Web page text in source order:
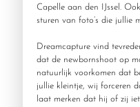
Capelle aan den IJssel.
sturen van foto’s die jullie
Dreamcapture vind
dat de newbornshoot op
natuurlijk voorkomen dat
jullie kleintje, wij forceren
laat merken dat hij of zij